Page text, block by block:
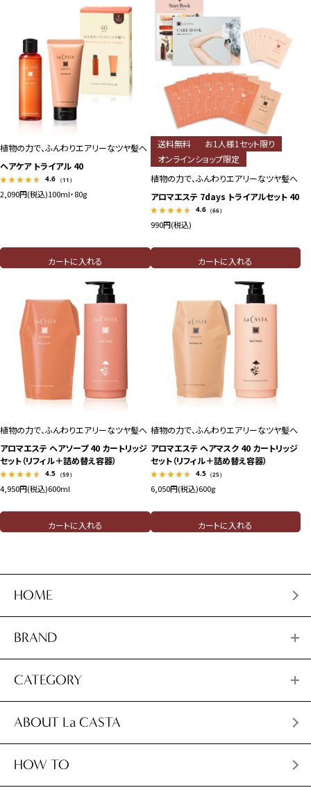
植物の力で、ふんわりエアリーなツヤ髪へ
ヘアケア トライアル 40
4.6 （11）
2,090円(税込)100ml・80g
カートに入れる
送料無料
お1人様1セット限り
オンラインショップ限定
植物の力で、ふんわりエアリーなツヤ髪へ
アロマエステ 7days トライアルセット 40
4.6 （66）
990円(税込)
カートに入れる
植物の力で、ふんわりエアリーなツヤ髪へ
アロマエステ ヘアソープ 40 カートリッジ
セット（リフィル＋詰め替え容器）
4.5 （59）
4,950円(税込)600ml
カートに入れる
植物の力で、ふんわりエアリーなツヤ髪へ
アロマエステ ヘアマスク 40 カートリッジ
セット（リフィル＋詰め替え容器）
4.5 （25）
6,050円(税込)600g
カートに入れる
HOME
BRAND
CATEGORY
ABOUT La CASTA
HOW TO